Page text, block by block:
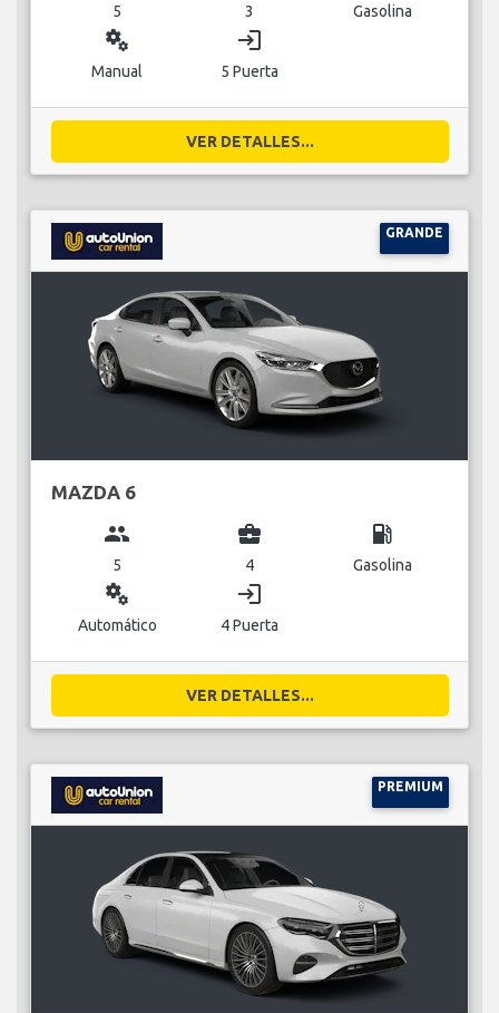
5 3 Gasolina
miscellaneous_services
Manual
login
5 Puerta
VER DETALLES...
GRANDE
MAZDA 6
group
5
business_center
4
local_gas_station
Gasolina
miscellaneous_services
Automático
login
4 Puerta
VER DETALLES...
PREMIUM